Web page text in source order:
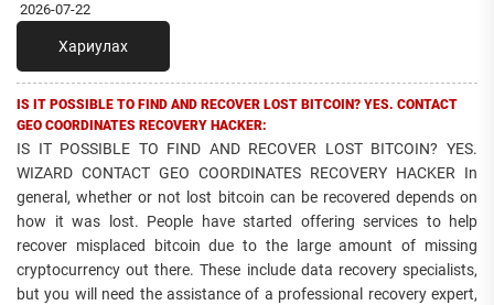
2026-07-22
Хариулах
IS IT POSSIBLE TO FIND AND RECOVER LOST BITCOIN? YES. CONTACT
GEO COORDINATES RECOVERY HACKER:
IS IT POSSIBLE TO FIND AND RECOVER LOST BITCOIN? YES.
WIZARD CONTACT GEO COORDINATES RECOVERY HACKER In
general, whether or not lost bitcoin can be recovered depends on
how it was lost. People have started offering services to help
recover misplaced bitcoin due to the large amount of missing
cryptocurrency out there. These include data recovery specialists,
but you will need the assistance of a professional recovery expert,